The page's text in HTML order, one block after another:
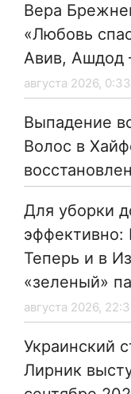
Вера
«Любовь
Авив, Ашдод
августа 2026,
Выпадение
Волос в
Для уборки
Теперь и в
«зеленый»
августа 2026,
Украинский
Лирник